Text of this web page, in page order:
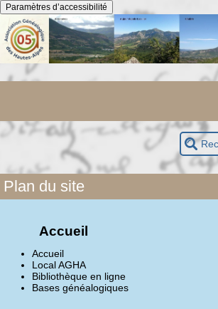
Panneau de gestion des cookies
Paramètres d’accessibilité
Plan du site
Accueil
Accueil
Local AGHA
Bibliothèque en ligne
Bases généalogiques